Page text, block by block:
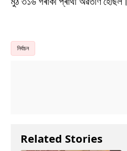
নিৰ্বাচন
Related Stories